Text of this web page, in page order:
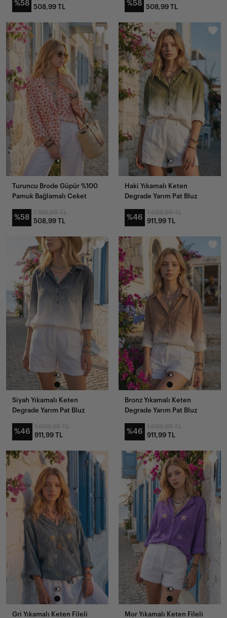
%58
508,99 TL
%58
508,99 TL
Turuncu Brode Güpür %100
Pamuk Bağlamalı Ceket
%58
508,99 TL
Haki Yıkamalı Keten
Degrade Yarım Pat Bluz
%46
911,99 TL
Siyah Yıkamalı Keten
Degrade Yarım Pat Bluz
%46
911,99 TL
Bronz Yıkamalı Keten
Degrade Yarım Pat Bluz
%46
911,99 TL
Gri Yıkamalı Keten Fileli
Mor Yıkamalı Keten Fileli